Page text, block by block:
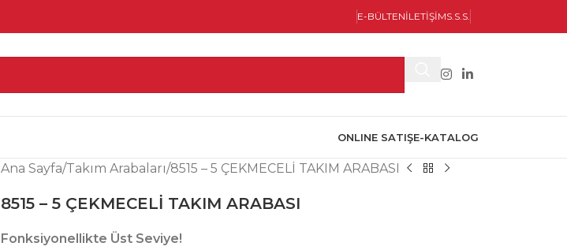
E-BÜLTENİLETİŞİMS.S.S.
ONLINE SATIŞE-KATALOG
Ana Sayfa Takım Arabaları 8515 – 5 ÇEKMECELİ TAKIM ARABASI
8515 – 5 ÇEKMECELİ TAKIM ARABASI
Fonksiyonellikte Üst Seviye!